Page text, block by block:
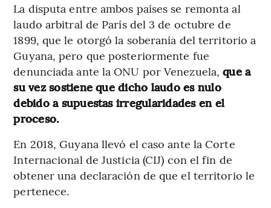
La disputa entre ambos países se remonta al
laudo arbitral de París del 3 de octubre de
1899, que le otorgó la soberanía del territorio a
Guyana, pero que posteriormente fue
denunciada ante la ONU por Venezuela,que a
su vez sostiene que dicho laudo es nulo
debido a supuestas irregularidades en el
proceso.
En 2018, Guyana llevó el caso ante la Corte
Internacional de Justicia (CIJ) con el fin de
obtener una declaración de que el territorio le
pertenece.